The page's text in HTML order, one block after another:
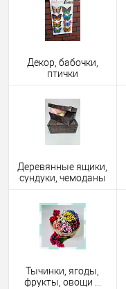
Декор, бабочки,
птички
Деревянные ящики,
сундуки, чемоданы
Тычинки, ягоды,
фрукты, овощи ...